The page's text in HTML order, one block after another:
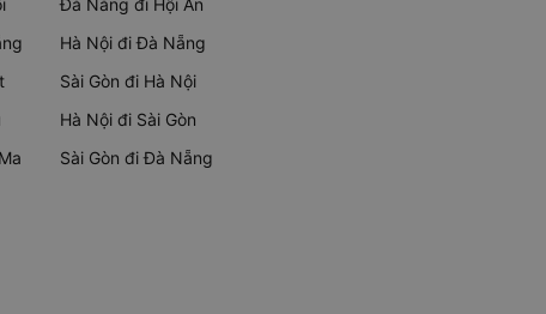
Đà Nẵng đi Hội An
Hà Nội đi Đà Nẵng
Sài Gòn đi Hà Nội
Hà Nội đi Sài Gòn
Sài Gòn đi Đà Nẵng